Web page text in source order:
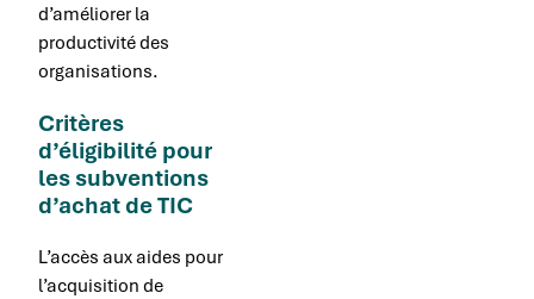
d’améliorer la
productivité des
organisations.
Critères
d’éligibilité pour
les subventions
d’achat de TIC
L’accès aux aides pour
l’acquisition de